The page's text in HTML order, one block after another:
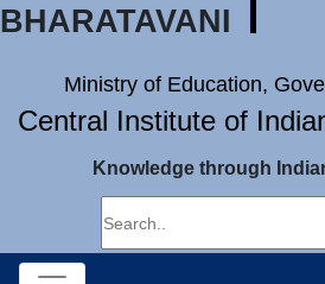
BHARATAVANI
Ministry of Education,
Central Institute of
Knowledge through